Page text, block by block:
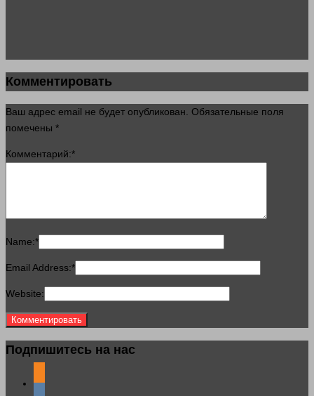
Комментировать
Ваш адрес email не будет опубликован. Обязательные поля
помечены *
Комментарий:*
Name:*
Email Address:*
Website:
Подпишитесь на нас